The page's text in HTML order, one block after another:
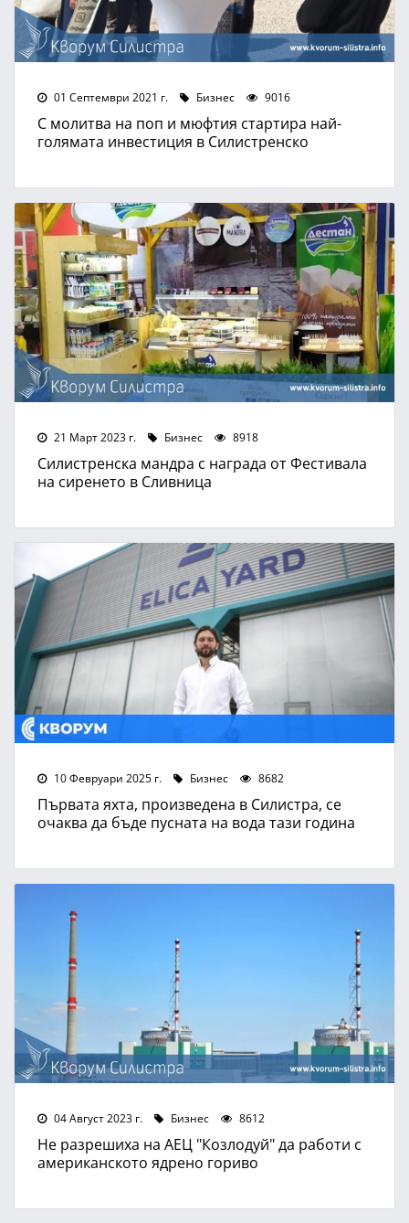
01 Септември 2021 г. Бизнес 9016
С молитва на поп и мюфтия стартира най-
голямата инвестиция в Силистренско
21 Март 2023 г. Бизнес 8918
Силистренска мандра с награда от Фестивала
на сиренето в Сливница
10 Февруари 2025 г. Бизнес 8682
Първата яхта, произведена в Силистра, се
очаква да бъде пусната на вода тази година
04 Август 2023 г. Бизнес 8612
Не разрешиха на АЕЦ "Козлодуй" да работи с
американското ядрено гориво